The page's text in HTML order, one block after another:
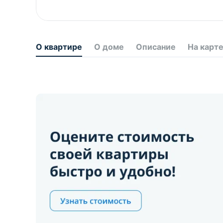
О квартире О доме Описание На карте